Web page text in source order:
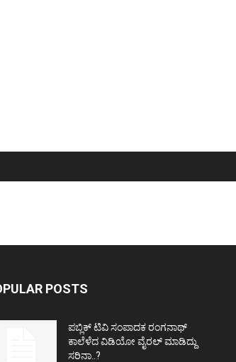
POSTS
ಪಬ್ಲಿಕ್ ಟಿವಿ ಸಂಪಾದಕ ರಂಗನಾಥ್
ಕಾಲೆಳೆದ ವಿಡಿಯೋ ವೈರಲ್ ಮಾಡಿದ್ದು
ಸರಿನಾ..?